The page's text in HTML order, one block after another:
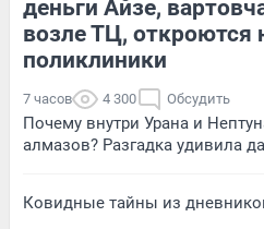
деньги Айзе,
возле ТЦ, откроются
поликлиники
7 часов 4 300 Обсудить
Почему внутри Урана и
алмазов? Разгадка удивила
Ковидные тайны из